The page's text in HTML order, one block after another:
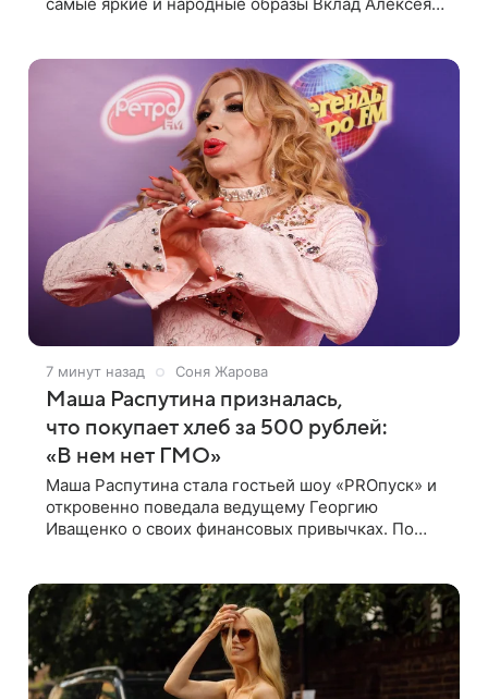
7 минут назад Соня Жарова
Маша Распутина призналась,
что покупает хлеб за 500 рублей:
«В нем нет ГМО»
Маша Распутина стала гостьей шоу «PROпуск» и
откровенно поведала ведущему Георгию
Иващенко о своих финансовых привычках. По